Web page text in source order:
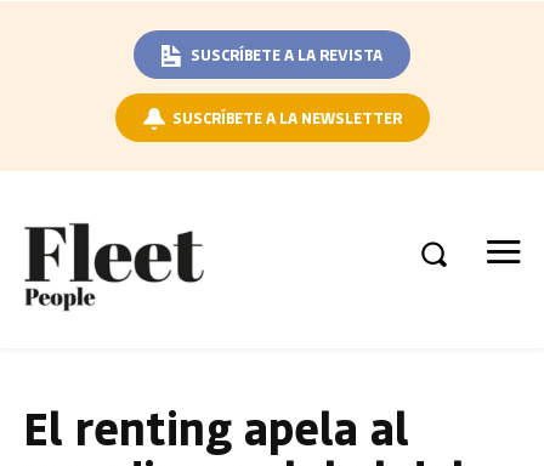
SUSCRÍBETE A LA REVISTA
SUSCRÍBETE A LA NEWSLETTER
El renting apela al